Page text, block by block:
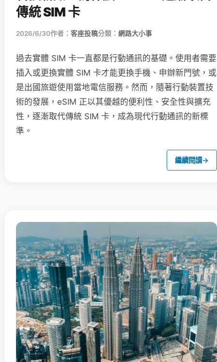
傳統 SIM 卡
2026/6/30作者： 客座投稿分類： 網路大小事
過去實體 SIM 卡一直都是行動通訊的基礎。使用者需要
插入或更換實體 SIM 卡才能更換手機、申辦新門號，或
是出國旅遊使用當地電信服務。然而，隨著行動裝置技
術的發展，eSIM 正以其優越的便利性、安全性與擴充
性，逐漸取代傳統 SIM 卡，成為現代行動通訊的新標
準。
繼續閱讀→